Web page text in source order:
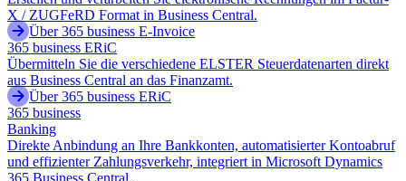
X / ZUGFeRD Format in Business Central.
Über 365 business E-Invoice
365 business ERiC
Übermitteln Sie die verschiedene ELSTER Steuerdatenarten direkt
aus Business Central an das Finanzamt.
Über 365 business ERiC
365 business
Banking
Direkte Anbindung an Ihre Bankkonten, automatisierter Kontoabruf
und effizienter Zahlungsverkehr, integriert in Microsoft Dynamics